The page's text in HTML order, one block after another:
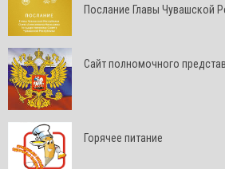
Послание Главы Чувашской
Cайт полномочного
Горячее питание